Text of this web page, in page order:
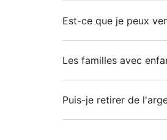
Est-ce que je peux
Les familles avec
Puis-je retirer de